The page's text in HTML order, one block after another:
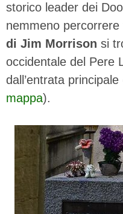
storico leader dei
nemmeno
di Jim Morrison si
occidentale del Pere
dall’entrata principale
mappa).